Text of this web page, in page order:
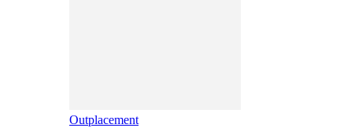
Outplacement